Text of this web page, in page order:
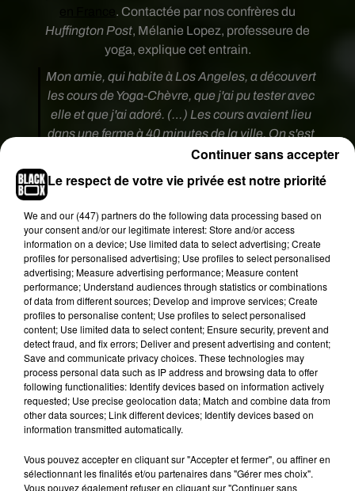
. Contactée par nos confrères du
Huffington Post, Mélanie Lopez, professeure de
yoga, explique cet entrain.
Mon amie, qui habite à Los Angeles, a découvert
les cours de Yoga-Chèvre, que j'ai pu tester avec
elle et que j'ai adoré. (…) Les cours avaient lieu
dans une ferme à 40 minutes de la ville. On s'est
dit: pourquoi ne pas proposer ça dans la région
celle qui nous taraude tous : Pourquoi des
chèvres ?
L'idée est de bénéficier du contact avec les
animaux, sources de bonheur et de joie de vivre.
Les chèvres sont assez espiègles et les
participants peuvent avoir des fous rires pendant
les cours. En plus, elles aiment le contact
humain et peuvent sauter ou venir se frotter aux
participants.
Le Yoga-Chèvre, une discipline à essayer. A vous
de voir si vous voulez l’adopter. La discipline, pas
Le respect de votre vie privée est notre priorité
We and our (447) partnersdo the following data processing based on
your consent and/or our legitimate interest: Store and/or access
information on a device; Use limited data to select advertising; Create
profiles for personalised advertising; Use profiles to select personalised
advertising; Measure advertising performance; Measure content
performance; Understand audiences through statistics or combinations
of data from different sources; Develop and improve services; Create
profiles to personalise content; Use profiles to select personalised
content; Use limited data to select content; Ensure security, prevent and
detect fraud, and fix errors; Deliver and present advertising and content;
Save and communicate privacy choices. These technologies may
process personal data such as IP address and browsing data to offer
following functionalities: Identify devices based on information actively
requested; Use precise geolocation data; Match and combine data from
other data sources; Link different devices; Identify devices based on
information transmitted automatically.
Vous pouvez accepter en cliquant sur "Accepter et fermer", ou affiner en
sélectionnant les finalités et/ou partenaires dans "Gérer mes choix".
Vous pouvez également refuser en cliquant sur "Continuer sans
Continuer sans accepter